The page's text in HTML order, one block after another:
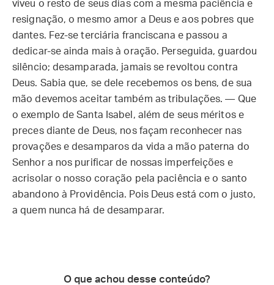
viveu o resto de seus dias com a mesma paciência e
resignação, o mesmo amor a Deus e aos pobres que
dantes. Fez-se terciária franciscana e passou a
dedicar-se ainda mais à oração. Perseguida, guardou
silêncio; desamparada, jamais se revoltou contra
Deus. Sabia que, se dele recebemos os bens, de sua
mão devemos aceitar também as tribulações. — Que
o exemplo de Santa Isabel, além de seus méritos e
preces diante de Deus, nos façam reconhecer nas
provações e desamparos da vida a mão paterna do
Senhor a nos purificar de nossas imperfeições e
acrisolar o nosso coração pela paciência e o santo
abandono à Providência. Pois Deus está com o justo,
a quem nunca há de desamparar.
O que achou desse conteúdo?